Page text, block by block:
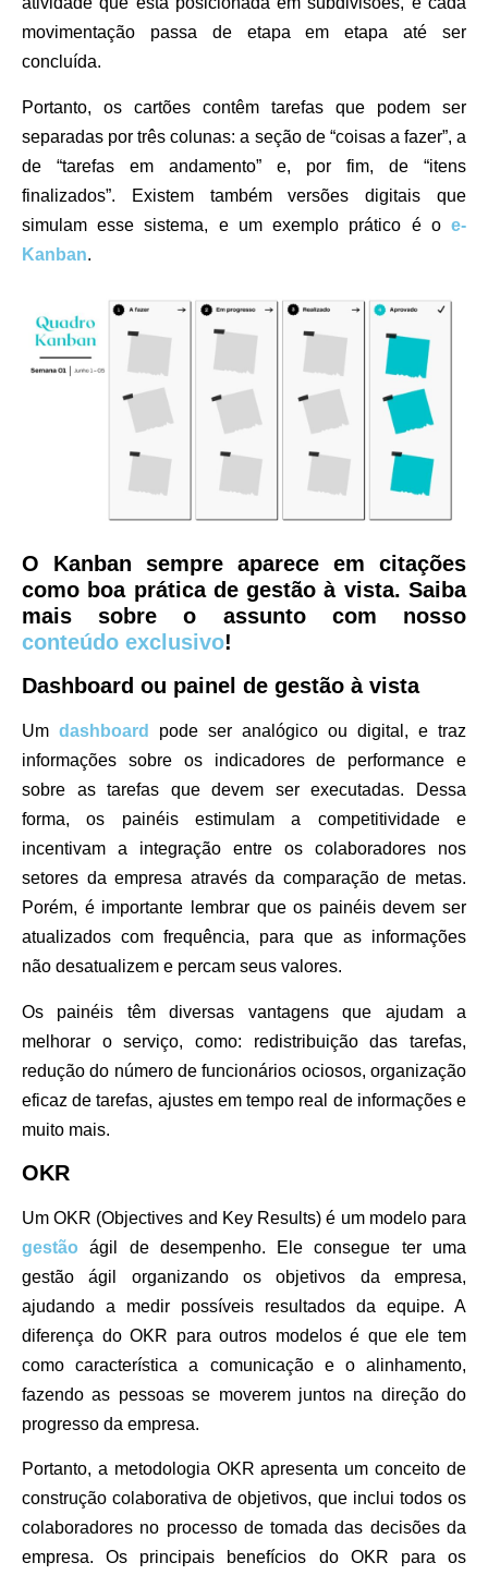
movimentação passa de etapa em etapa até ser
concluída.
Portanto, os cartões contêm tarefas que podem ser
separadas por três colunas: a seção de “coisas a fazer”, a
de “tarefas em andamento” e, por fim, de “itens
finalizados”. Existem também versões digitais que
simulam esse sistema, e um exemplo prático é o e-
Kanban.
O Kanban sempre aparece em citações
como boa prática de gestão à vista. Saiba
mais sobre o assunto com nosso
conteúdo exclusivo!
Dashboard ou painel de gestão à vista
Um dashboard
pode ser analógico ou digital, e traz
informações sobre os indicadores de performance e
sobre as tarefas que devem ser executadas. Dessa
forma, os painéis estimulam a competitividade e
incentivam a integração entre os colaboradores nos
setores da empresa através da comparação de metas.
Porém, é importante lembrar que os painéis devem ser
atualizados com frequência, para que as informações
não desatualizem e percam seus valores.
Os painéis têm diversas vantagens que ajudam a
melhorar o serviço, como: redistribuição das tarefas,
redução do número de funcionários ociosos, organização
eficaz de tarefas, ajustes em tempo real de informações e
muito mais.
OKR
UmOKR (Objectives and Key Results) é um modelo para
gestão ágil de desempenho. Ele consegue ter uma
gestão ágil organizando os objetivos da empresa,
ajudando a medir possíveis resultados da equipe. A
diferença do OKR para outros modelos é que ele tem
como característica a comunicação e o alinhamento,
fazendo as pessoas se moverem juntos na direção do
progresso da empresa.
Portanto, a metodologia OKR apresenta um conceito de
construção colaborativa de objetivos, que inclui todos os
colaboradores no processo de tomada das decisões da
empresa. Os principais benefícios do OKR para os